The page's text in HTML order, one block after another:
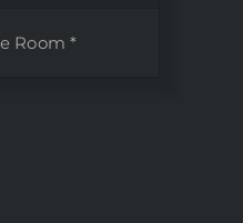
Room *